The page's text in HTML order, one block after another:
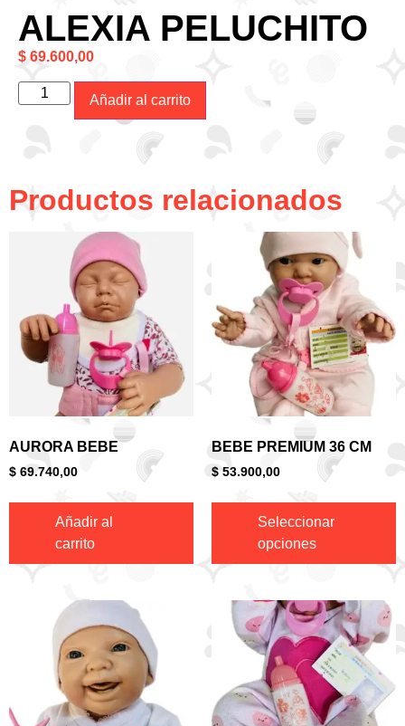
ALEXIA PELUCHITO
$ 69.600,00
Añadir al carrito
Productos relacionados
AURORA BEBE
$ 69.740,00
Añadir al
carrito
BEBE PREMIUM 36 CM
$ 53.900,00
Seleccionar
opciones